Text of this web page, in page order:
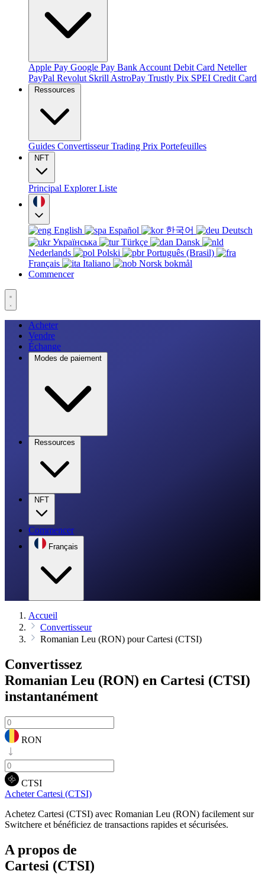
Apple Pay Google Pay Bank Account Debit Card Neteller
PayPal Revolut Skrill AstroPay Trustly Pix SPEI Credit Card
Ressources
Guides ConvertisseurTrading Prix Portefeuilles
NFT
Principal ExplorerListe
English Español 한국어
Deutsch
Українська
Türkçe
Dansk
Nederlands
Polski
Português (Brasil)
Français
Italiano
Norsk bokmål
Commencer
Acheter
Vendre
Échange
Modes de paiement
Ressources
NFT
Commencer
Français
Accueil
Convertisseur
Romanian Leu (RON) pour Cartesi (CTSI)
Convertissez
Romanian Leu (RON) en Cartesi (CTSI)
instantanément
RON
CTSI
Acheter Cartesi (CTSI)
Achetez Cartesi (CTSI) avec Romanian Leu (RON) facilement sur
Switchere et bénéficiez de transactions rapides et sécurisées.
A propos de
Cartesi (CTSI)